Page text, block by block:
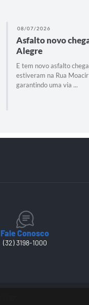
08/07/2026
Asfalto novo
Alegre
E tem novo asfalto
estiveram na Rua
garantindo uma via ...
Fale Conosco
(32) 3198-1000